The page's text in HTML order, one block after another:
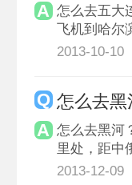
怎么去五大
飞机到哈尔
2013-10-10
怎么去黑
怎么去黑河
里处，距中
2013-12-09